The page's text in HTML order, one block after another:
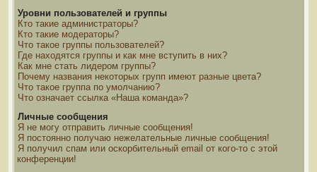
Уровни пользователей и группы
Кто такие администраторы?
Кто такие модераторы?
Что такое группы пользователей?
Где находятся группы и как мне вступить в них?
Как мне стать лидером группы?
Почему названия некоторых групп имеют разные цвета?
Что такое группа по умолчанию?
Что означает ссылка «Наша команда»?
Личные сообщения
Я не могу отправить личные сообщения!
Я постоянно получаю нежелательные личные сообщения!
Я получил спам или оскорбительный email от кого-то с этой
конференции!